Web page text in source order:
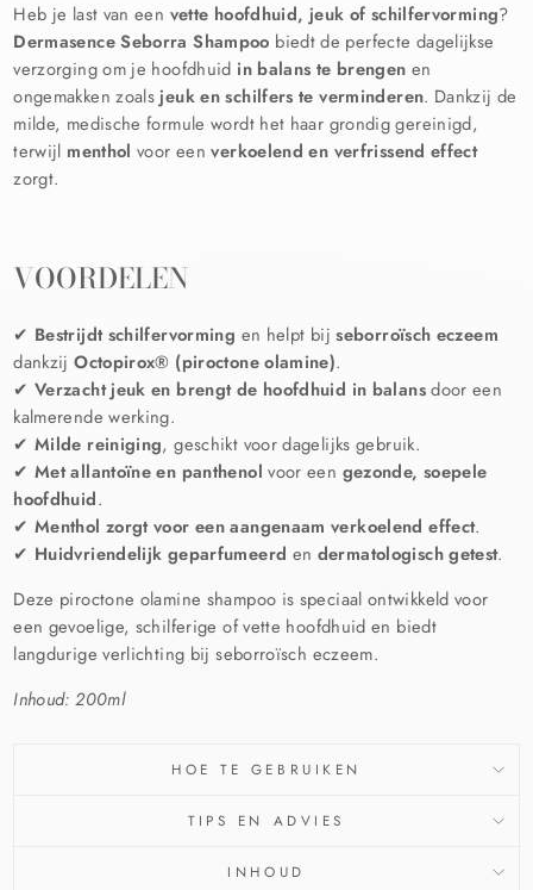
Heb je last van een vette hoofdhuid, jeuk of schilfervorming?
Dermasence Seborra Shampoo biedt de perfecte dagelijkse
verzorging om je hoofdhuid in balans te brengen en
ongemakken zoalsjeuk en schilfers te verminderen. Dankzij de
milde, medische formule wordt het haar grondig gereinigd,
terwijl menthol voor eenverkoelend en verfrissend effect
zorgt.
VOORDELEN
✔ Bestrijdt schilfervorming en helpt bijseborroïsch eczeem
dankzijOctopirox® (piroctone olamine).
✔ Verzacht jeuk en brengt de hoofdhuid in balansdoor een
kalmerende werking.
✔ Milde reiniging, geschikt voor dagelijks gebruik.
✔ Met allantoïne en panthenol voor een gezonde, soepele
hoofdhuid.
✔ Menthol zorgt voor een aangenaam verkoelend effect.
✔ Huidvriendelijk geparfumeerd en dermatologisch getest.
Deze piroctone olamine shampoo is speciaal ontwikkeld voor
een gevoelige, schilferige of vette hoofdhuid en biedt
langdurige verlichting bij seborroïsch eczeem.
Inhoud: 200ml
HOE TE GEBRUIKEN
TIPS EN ADVIES
INHOUD